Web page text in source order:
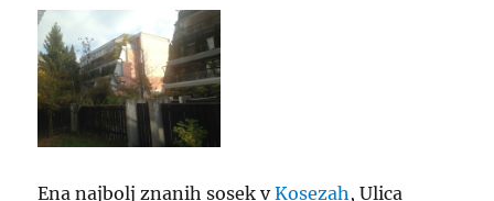
Ena najbolj znanih sosek vKosezah , Ulica